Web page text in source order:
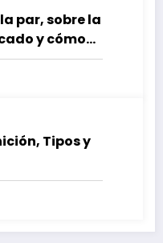
par, sobre la
y cómo
Tipos y